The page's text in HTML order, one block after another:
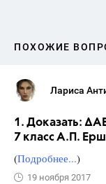
ПОХОЖИЕ
Лариса
1. Доказать:
7 класс А.П.
(Подробнее...)
19 ноября 2017